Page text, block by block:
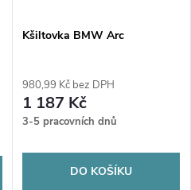
Kšiltovka BMW Arc
980,99 Kč bez DPH
1 187 Kč
3-5 pracovních dnů
DO KOŠÍKU